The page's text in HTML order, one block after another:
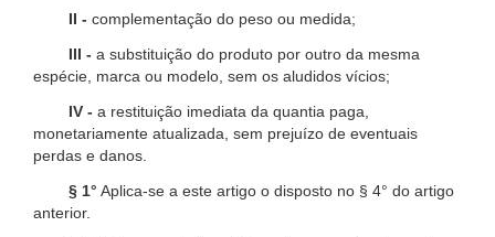
II - complementação do peso ou medida;
III - a substituição do produto por outro da mesma
espécie, marca ou modelo, sem os aludidos vícios;
IV - a restituição imediata da quantia paga,
monetariamente atualizada, sem prejuízo de eventuais
perdas e danos.
§ 1° Aplica-se a este artigo o disposto no § 4° do artigo
anterior.